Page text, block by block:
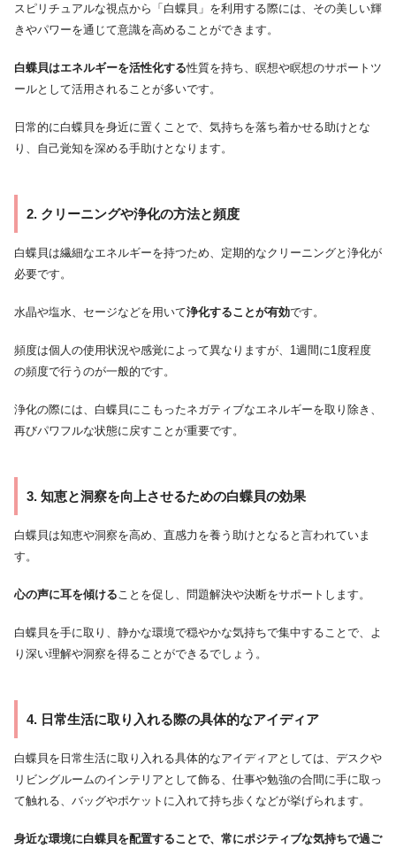
スピリチュアルな視点から「白蝶貝」を利用する際には、その美しい輝
きやパワーを通じて意識を高めることができます。
白蝶貝はエネルギーを活性化する性質を持ち、瞑想や瞑想のサポートツ
ールとして活用されることが多いです。
日常的に白蝶貝を身近に置くことで、気持ちを落ち着かせる助けとな
り、自己覚知を深める手助けとなります。
2. クリーニングや浄化の方法と頻度
白蝶貝は繊細なエネルギーを持つため、定期的なクリーニングと浄化が
必要です。
水晶や塩水、セージなどを用いて浄化することが有効です。
頻度は個人の使用状況や感覚によって異なりますが、1週間に1度程度
の頻度で行うのが一般的です。
浄化の際には、白蝶貝にこもったネガティブなエネルギーを取り除き、
再びパワフルな状態に戻すことが重要です。
3. 知恵と洞察を向上させるための白蝶貝の効果
白蝶貝は知恵や洞察を高め、直感力を養う助けとなると言われていま
す。
心の声に耳を傾けることを促し、問題解決や決断をサポートします。
白蝶貝を手に取り、静かな環境で穏やかな気持ちで集中することで、よ
り深い理解や洞察を得ることができるでしょう。
4. 日常生活に取り入れる際の具体的なアイディア
白蝶貝を日常生活に取り入れる具体的なアイディアとしては、デスクや
リビングルームのインテリアとして飾る、仕事や勉強の合間に手に取っ
て触れる、バッグやポケットに入れて持ち歩くなどが挙げられます。
身近な環境に白蝶貝を配置することで、常にポジティブな気持ちで過ご